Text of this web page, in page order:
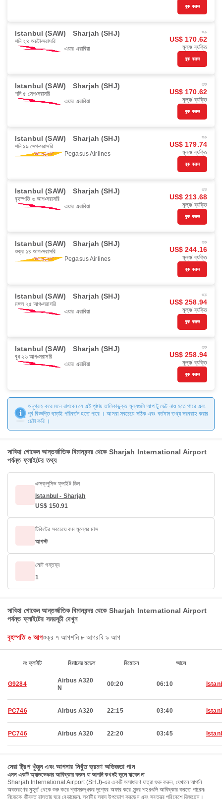
বুক করুন
Istanbul (SAW) Sharjah (SHJ)
শনি ২৪ অক্টো সরাসরি
এয়ার এরাবিয়া
শুরু
US$ 170.62
মূল্য/ ব্যক্তি
বুক করুন
Istanbul (SAW) Sharjah (SHJ)
শনি ৫ সেপ সরাসরি
এয়ার এরাবিয়া
শুরু
US$ 170.62
মূল্য/ ব্যক্তি
বুক করুন
Istanbul (SAW) Sharjah (SHJ)
শনি ১৯ সেপ সরাসরি
Pegasus Airlines
শুরু
US$ 179.74
মূল্য/ ব্যক্তি
বুক করুন
Istanbul (SAW) Sharjah (SHJ)
বৃহস্পতি ৬ আগ সরাসরি
এয়ার এরাবিয়া
শুরু
US$ 213.68
মূল্য/ ব্যক্তি
বুক করুন
Istanbul (SAW) Sharjah (SHJ)
শুক্র ১৪ আগ সরাসরি
Pegasus Airlines
শুরু
US$ 244.16
মূল্য/ ব্যক্তি
বুক করুন
Istanbul (SAW) Sharjah (SHJ)
মঙ্গল ২৫ আগ সরাসরি
এয়ার এরাবিয়া
শুরু
US$ 258.94
মূল্য/ ব্যক্তি
বুক করুন
Istanbul (SAW) Sharjah (SHJ)
বুধ ২৬ আগ সরাসরি
এয়ার এরাবিয়া
শুরু
US$ 258.94
মূল্য/ ব্যক্তি
বুক করুন
অনুগ্রহ করে মনে রাখবেন যে এই পৃষ্ঠায় তালিকাভুক্ত মূল্যগুলি আপ টু ডেট নাও হতে পারে এবং
পূর্ব বিজ্ঞপ্তি ছাড়াই পরিবর্তন হতে পারে । আমরা সবচেয়ে সঠিক এবং বর্তমান তথ্য সরবরাহ করার
চেষ্টা করি ।
সাবিহা গোকেন আন্তর্জাতিক বিমানবন্দর থেকে Sharjah International Airport
পর্যন্ত ফ্লাইটের তথ্য
এক্সক্লুসিভ ফ্লাইট ডিল
Istanbul - Sharjah
US$ 150.91
টিকিটের সবচেয়ে কম মূল্যের মাস
আগস্ট
মোট গন্তব্য
1
সাবিহা গোকেন আন্তর্জাতিক বিমানবন্দর থেকে Sharjah International Airport
পর্যন্ত ফ্লাইটের সময়সূচী দেখুন
বৃহস্পতি ৬ আগশুক্র ৭ আগশনি ৮ আগরবি ৯ আগ
নং ফ্লাইট বিমানের মডেল বিমোচন আসে
G9284
Airbus A320
N
00:20 06:10
PC746 Airbus A320 22:15 03:40
PC746 Airbus A320 22:20 03:45
সেরা ট্রিপ খুঁজুন এবং আপনার নিখুঁত ভ্রমণ অভিজ্ঞতা পান
এমন একটি অ্যাডভেঞ্চার আবিষ্কার করুন যা আপনি কখনই ভুলে যাবেন না
Sharjah International Airport (SHJ)-এর একটি অসাধারণ যাত্রা শুরু করুন, যেখানে আপনি
অবতরণের মুহূর্ত থেকে শুরু করে শ্বাসরুদ্ধকর দৃশ্যের অফার করে সুন্দর শহরগুলি আবিষ্কার করতে পারেন৷
নিজেকে জীবন্ত রাস্তায় ঘুরে বেড়াচ্ছেন, স্থানীয় স্বাদ উপভোগ করছেন এবং স্বতন্ত্র পরিবেশে ভিজছেন।